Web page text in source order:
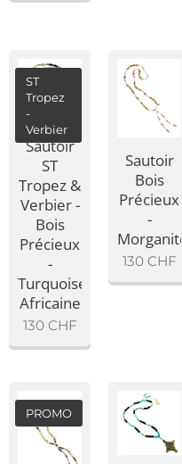
Sautoir
ST
Tropez &
Verbier -
Bois
Précieux
-
Turquoise
Africaine
ST
Tropez
-
Verbier
130CHF
Sautoir
Bois
Précieux
-
Morganite
130CHF
PROMO